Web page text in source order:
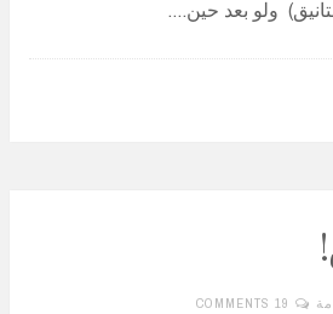
ولو بعد حين.…
19 COMMENTS